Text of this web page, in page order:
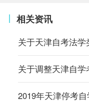
相关资讯
2019年天津停考